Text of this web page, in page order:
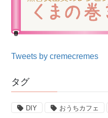
Tweets by cremecremes
タグ
DIY おうちカフェ